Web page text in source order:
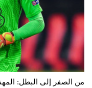
من الصفر إلى البطل: